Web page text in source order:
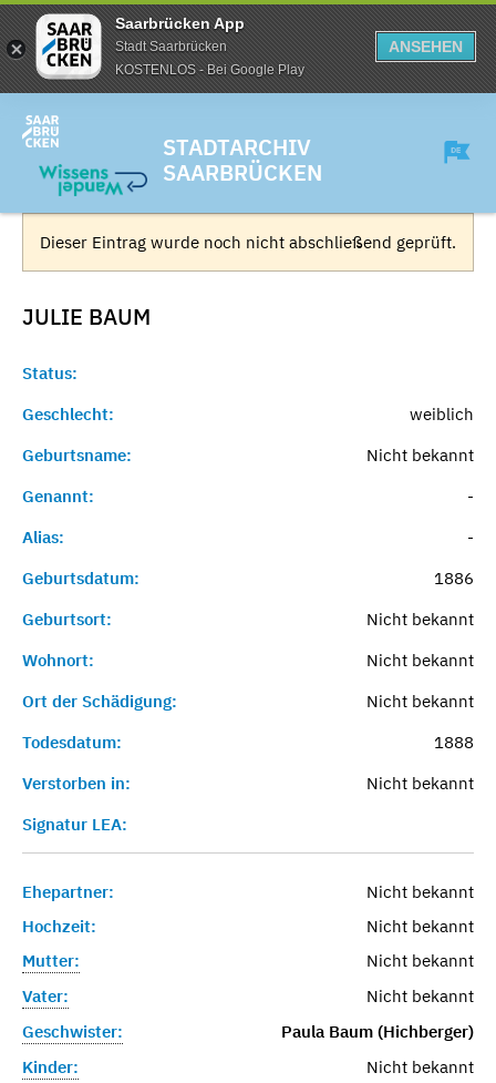
Saarbrücken App
Stadt Saarbrücken
KOSTENLOS - Bei Google Play
ANSEHEN
STADTARCHIV
SAARBRÜCKEN
Dieser Eintrag wurde noch nicht abschließend geprüft.
JULIE BAUM
Status:
Geschlecht:
weiblich
Geburtsname:
Nicht bekannt
Genannt:
-
Alias:
-
Geburtsdatum:
1886
Geburtsort:
Nicht bekannt
Wohnort:
Nicht bekannt
Ort der Schädigung:
Nicht bekannt
Todesdatum:
1888
Verstorben in:
Nicht bekannt
Signatur LEA:
Ehepartner:
Nicht bekannt
Hochzeit:
Nicht bekannt
Mutter:
Nicht bekannt
Vater:
Nicht bekannt
Geschwister:
Paula Baum (Hichberger)
Kinder:
Nicht bekannt